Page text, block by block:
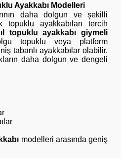
Ayakkabı Modelleri
daha dolgun ve şekilli
topuklu ayakkabıları tercih
topuklu ayakkabı giymeli
topuklu veya platform
tabanlı ayakkabılar olabilir.
daha dolgun ve dengeli
modelleri arasında geniş